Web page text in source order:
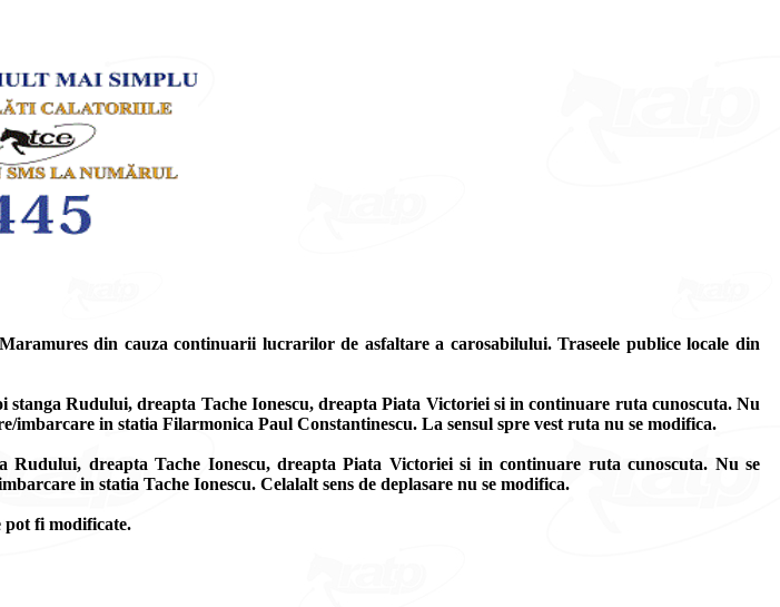
din cauza continuarii lucrarilor de asfaltare a carosabilului. Traseele publice locale din
Rudului, dreapta Tache Ionescu, dreapta Piata Victoriei si in continuare ruta cunoscuta. Nu
imbarcare in statia Filarmonica Paul Constantinescu. La sensul spre vest ruta nu se modifica.
dreapta Tache Ionescu, dreapta Piata Victoriei si in continuare ruta cunoscuta. Nu se
in statia Tache Ionescu. Celalalt sens de deplasare nu se modifica.
pot fi modificate.